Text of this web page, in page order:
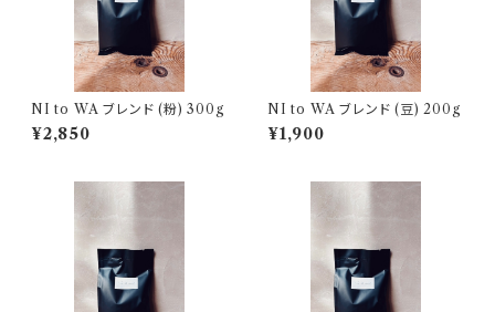
NI to WA ブレンド (粉) 300g
¥2,850
NI to WA ブレンド (豆) 200g
¥1,900